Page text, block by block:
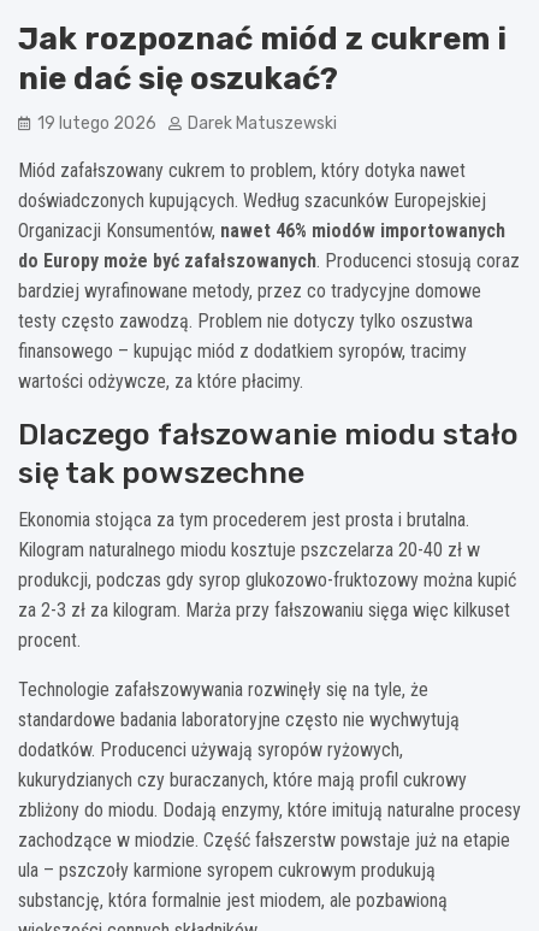
Jak rozpoznać miód z cukrem i
nie dać się oszukać?
19 lutego 2026 Darek Matuszewski
Miód zafałszowany cukrem to problem, który dotyka nawet
doświadczonych kupujących. Według szacunków Europejskiej
Organizacji Konsumentów, nawet 46% miodów importowanych
do Europy może być zafałszowanych. Producenci stosują coraz
bardziej wyrafinowane metody, przez co tradycyjne domowe
testy często zawodzą. Problem nie dotyczy tylko oszustwa
finansowego – kupując miód z dodatkiem syropów, tracimy
wartości odżywcze, za które płacimy.
Dlaczego fałszowanie miodu stało
się tak powszechne
Ekonomia stojąca za tym procederem jest prosta i brutalna.
Kilogram naturalnego miodu kosztuje pszczelarza 20-40 zł w
produkcji, podczas gdy syrop glukozowo-fruktozowy można kupić
za 2-3 zł za kilogram. Marża przy fałszowaniu sięga więc kilkuset
procent.
Technologie zafałszowywania rozwinęły się na tyle, że
standardowe badania laboratoryjne często nie wychwytują
dodatków. Producenci używają syropów ryżowych,
kukurydzianych czy buraczanych, które mają profil cukrowy
zbliżony do miodu. Dodają enzymy, które imitują naturalne procesy
zachodzące w miodzie. Część fałszerstw powstaje już na etapie
ula – pszczoły karmione syropem cukrowym produkują
substancję, która formalnie jest miodem, ale pozbawioną